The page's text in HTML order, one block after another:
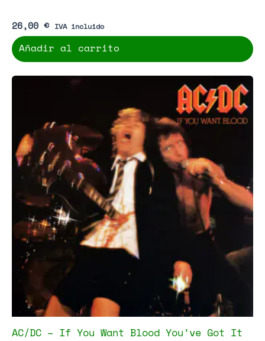
26,00 € IVA incluido
Añadir al carrito
AC/DC – If You Want Blood You’ve Got It